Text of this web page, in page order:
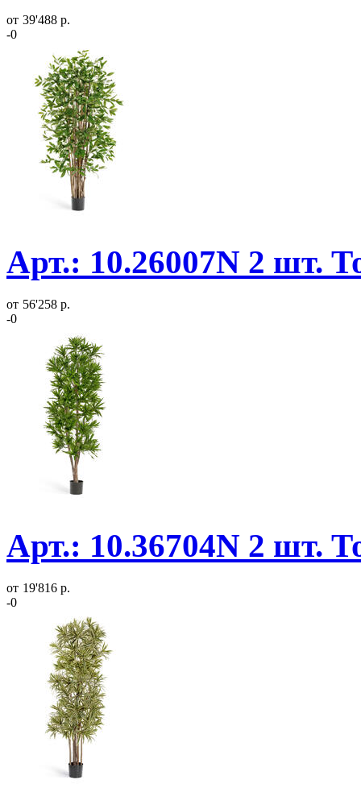
от 39'488 р.
-0
Арт.: 10.26007N 2 шт.
от 56'258 р.
-0
Арт.: 10.36704N 2 шт.
от 19'816 р.
-0